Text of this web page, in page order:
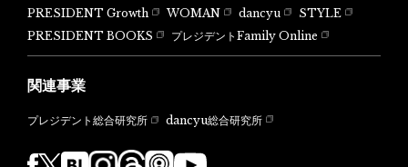
PRESIDENT Growth WOMAN dancyu
STYLE
PRESIDENT BOOKS
プレジデントFamily Online
関連事業
プレジデント総合研究所 dancyu総合研究所